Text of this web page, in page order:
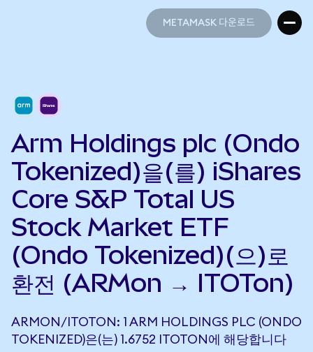
METAMASK 다운로드
Arm Holdings plc (Ondo
Tokenized)을(를) iShares
Core S&P Total US
Stock Market ETF
(Ondo Tokenized)(으)로
환전 (ARMon → ITOTon)
ARMON/ITOTON: 1 ARM HOLDINGS PLC (ONDO
TOKENIZED)은(는) 1.6752 ITOTON에 해당합니다